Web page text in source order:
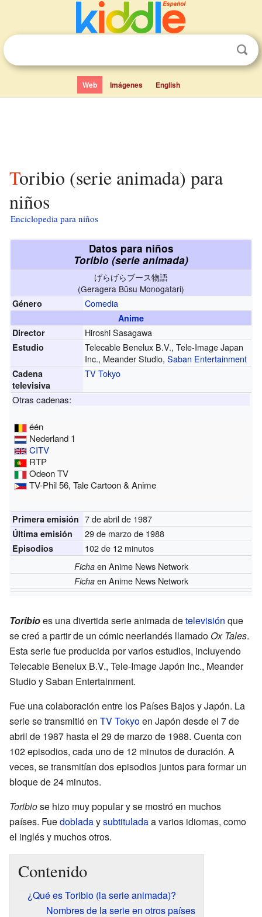
Web Imágenes English
Toribio (serie animada) para
niños
Enciclopedia para niños
Datos para niños
Toribio (serie animada)
げらげらブース物語
(Geragera Būsu Monogatari)
Género
Comedia
Anime
Director
Hiroshi Sasagawa
Estudio
Telecable Benelux B.V., Tele-Image Japan
Inc., Meander Studio, Saban Entertainment
Cadena
televisiva
TV Tokyo
Otras cadenas:
één
Nederland 1
CITV
RTP
Odeon TV
TV-Phil 56, Tale Cartoon & Anime
Primera emisión 7 de abril de 1987
Última emisión 29 de marzo de 1988
Episodios 102 de 12 minutos
Fichaen Anime News Network
Fichaen Anime News Network
Toribioes una divertida serie animada detelevisión que
se creó a partir de un cómic neerlandés llamado Ox Tales.
Esta serie fue producida por varios estudios, incluyendo
Telecable Benelux B.V., Tele-Image Japón Inc., Meander
Studio y Saban Entertainment.
Fue una colaboración entre los Países Bajos y Japón. La
serie se transmitió en TV Tokyoen Japón desde el 7 de
abril de 1987 hasta el 29 de marzo de 1988. Cuenta con
102 episodios, cada uno de 12 minutos de duración. A
veces, se transmitían dos episodios juntos para formar un
bloque de 24 minutos.
Toribiose hizo muy popular y se mostró en muchos
países. Fuedobladaysubtituladaa varios idiomas, como
el inglés y muchos otros.
Contenido
¿Qué es Toribio (la serie animada)?
Nombres de la serie en otros países